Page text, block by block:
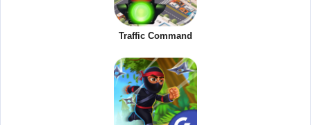
Traffic Command